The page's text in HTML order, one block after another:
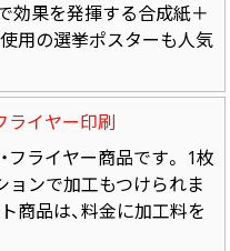
効果を発揮する合成紙＋
用の選挙ポスターも人気
ライヤー印刷
フライヤー商品です。 1枚
ョンで加工もつけられま
商品は、料金に加工料を